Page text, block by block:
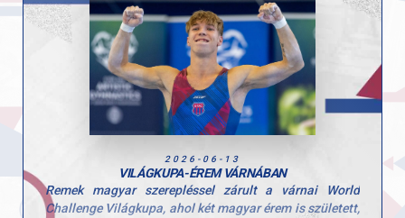
Gratulálunk a lányoknak és az edzőknek a munkához és
az elért eredményhez, csak így tovább!
2026-06-13
VILÁGKUPA-ÉREM VÁRNÁBAN
Remek magyar szerepléssel zárult a várnai World
Challenge Világkupa, ahol két magyar érem is született,